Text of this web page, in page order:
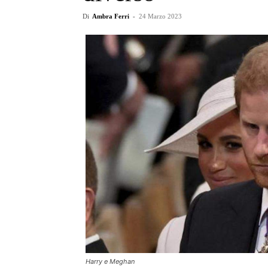
Di Ambra Ferri - 24 Marzo 2023
Harry e Meghan